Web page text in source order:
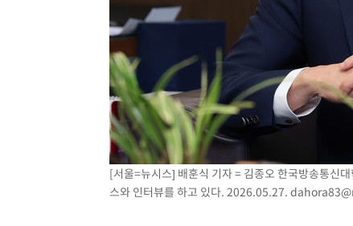
[속보] 7월 중국 수출 23.9%↑ 수입 27.5%↑…무역
[속보]'채상병 순직 책임' 임성근, 항소심도 징역 3년
[속보]종합특검, '관저이전 봐주기 감사' 유병호 구속기소
민주 콩고 에볼라환자 4천명 돌파, 4053명 발생 1850명
[서울=뉴시스] 배훈식 기자 = 김종오 한국방송통신
스와 인터뷰를 하고 있다. 2026.05.27.